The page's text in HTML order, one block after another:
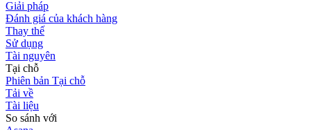
Giải pháp
Đánh giá của khách hàng
Thay thế
Sử dụng
Tài nguyên
Tại chỗ
Phiên bản Tại chỗ
Tải về
Tài liệu
So sánh với